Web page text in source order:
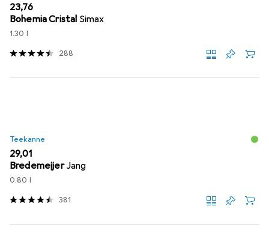
EUR
23,76
Bohemia Cristal Simax
1.30 l
288
Teekanne
EUR
29,01
Bredemeijer Jang
0.80 l
381